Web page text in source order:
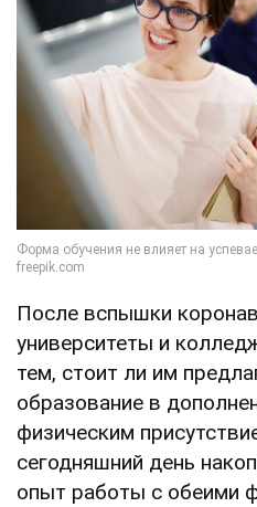
После вспышки
университеты и
тем, стоит ли им
образование в
физическим
сегодняшний день
опыт работы с обеими